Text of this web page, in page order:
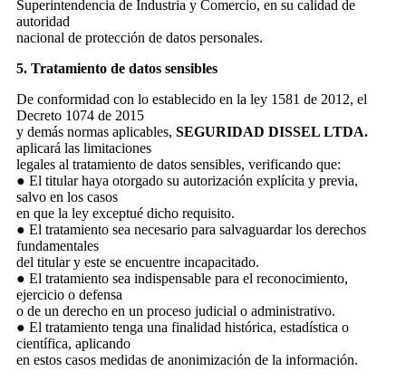
Superintendencia de Industria y Comercio, en su calidad de
autoridad
nacional de protección de datos personales.
5. Tratamiento de datos sensibles
De conformidad con lo establecido en la ley 1581 de 2012, el
Decreto 1074 de 2015
y demás normas aplicables, SEGURIDAD DISSEL LTDA.
aplicará las limitaciones
legales al tratamiento de datos sensibles, verificando que:
● El titular haya otorgado su autorización explícita y previa,
salvo en los casos
en que la ley exceptué dicho requisito.
● El tratamiento sea necesario para salvaguardar los derechos
fundamentales
del titular y este se encuentre incapacitado.
● El tratamiento sea indispensable para el reconocimiento,
ejercicio o defensa
o de un derecho en un proceso judicial o administrativo.
● El tratamiento tenga una finalidad histórica, estadística o
científica, aplicando
en estos casos medidas de anonimización de la información.